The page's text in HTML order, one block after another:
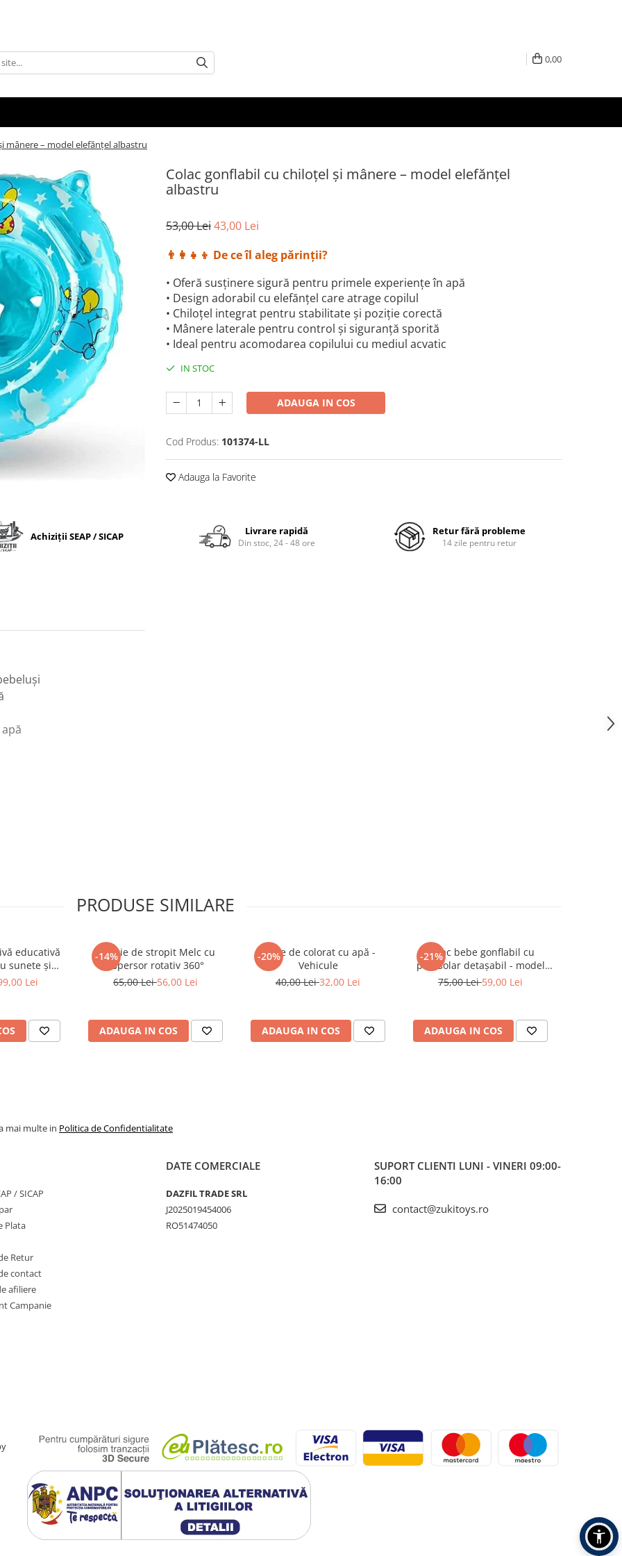
0,00
mânere – model elefănțel albastru
Colac gonflabil cu chiloțel și mânere – model elefănțel
albastru
53,00 Lei43,00 Lei
👨‍👩‍👧‍👦 De ce îl aleg părinții?
• Oferă susținere sigură pentru primele experiențe în apă
• Design adorabil cu elefănțel care atrage copilul
• Chiloțel integrat pentru stabilitate și poziție corectă
• Mânere laterale pentru control și siguranță sporită
• Ideal pentru acomodarea copilului cu mediul acvatic
IN STOC
ADAUGA IN COS
Cod Produs: 101374-LL
Adauga la Favorite
Achiziții SEAP / SICAP Livrare rapidă
Din stoc, 24 - 48 ore
Retur fără probleme
14 zile pentru retur
educative
PRODUSE SIMILARE
educativă
sunete și
Lei
-14%
Jucărie de stropit Melc cu
aspersor rotativ 360°
65,00 Lei56,00 Lei
ADAUGA IN COS
-20%
Carte de colorat cu apă -
Vehicule
40,00 Lei32,00 Lei
ADAUGA IN COS
-21%
Colac bebe gonflabil cu
parasolar detașabil - model
Crocodil
75,00 Lei59,00 Lei
ADAUGA IN COS
mai multe in Politica de Confidentialitate
/ SICAP
Plata
Retur
contact
afiliere
Campanie
DATE COMERCIALE
DAZFIL TRADE SRL
J2025019454006
RO51474050
SUPORT CLIENTI LUNI - VINERI 09:00-
16:00
contact@zukitoys.ro